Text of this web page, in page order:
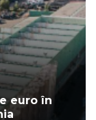
euro în